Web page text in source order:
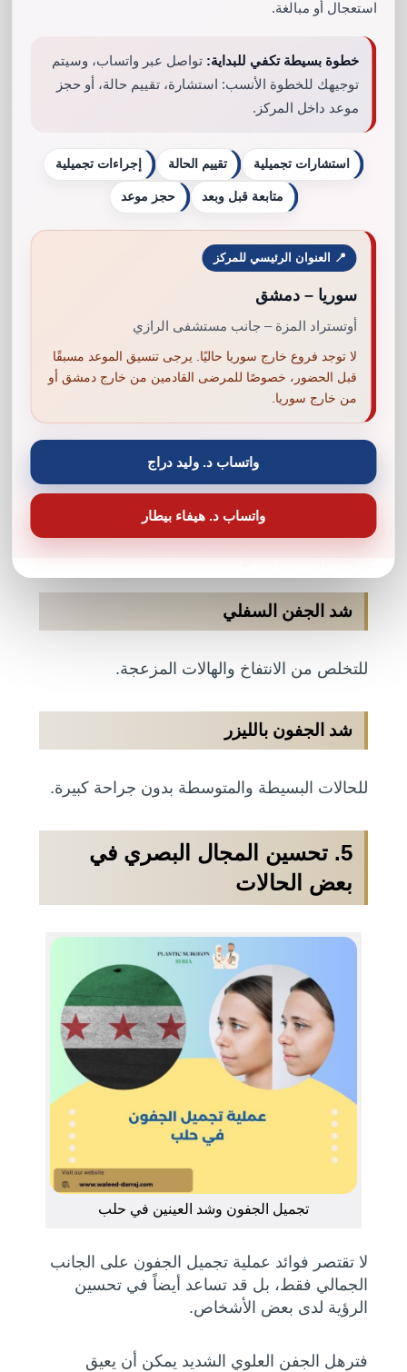
تقليل الحاجة للمكياج الثقيل
تحسين دائم لشكل العينين
مظهر أكثر شباباً لفترة طويلة
متنوعة في حلب
شهدت عيادات التجميل في حلب تطوراً كبيراً في
مجال جراحة الجفون، حيث أصبحت تعتمد على
تقنيات حديثة تساعد في:
تقليل الندبات
تحسين دقة النتائج
تقليل التورم والكدمات
كما تتوفر خيارات متعددة تناسب حالة كل مريض،
شد الجفن العلوي
شد الجفن السفلي
للتخلص من الانتفاخ والهالات المزعجة.
شد الجفون بالليزر
للحالات البسيطة والمتوسطة بدون جراحة كبيرة.
5. تحسين المجال البصري في
بعض الحالات
تجميل الجفون وشد العينين في حلب
لا تقتصر فوائد عملية تجميل الجفون على الجانب
الجمالي فقط، بل قد تساعد أيضاً في تحسين
الرؤية لدى بعض الأشخاص.
فترهل الجفن العلوي الشديد يمكن أن يعيق
استعجال أو مبالغة.
خطوة بسيطة تكفي للبداية: تواصل عبر واتساب، وسيتم
توجيهك للخطوة الأنسب: استشارة، تقييم حالة، أو حجز
موعد داخل المركز.
استشارات تجميلية تقييم الحالة إجراءات تجميلية
متابعة قبل وبعد حجز موعد
📍 العنوان الرئيسي للمركز
سوريا – دمشق
أوتستراد المزة – جانب مستشفى الرازي
لا توجد فروع خارج سوريا حاليًا. يرجى تنسيق الموعد مسبقًا
قبل الحضور، خصوصًا للمرضى القادمين من خارج دمشق أو
من خارج سوريا.
واتساب د. وليد دراج
واتساب د. هيفاء بيطار
دكتورة شفط دهون في قطر